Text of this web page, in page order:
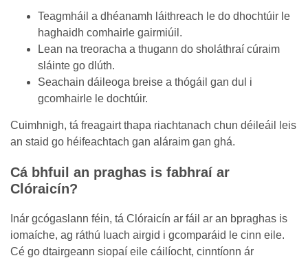
Teagmháil a dhéanamh láithreach le do dhochtúir le
haghaidh comhairle gairmiúil.
Lean na treoracha a thugann do sholáthraí cúraim
sláinte go dlúth.
Seachain dáileoga breise a thógáil gan dul i
gcomhairle le dochtúir.
Cuimhnigh, tá freagairt thapa riachtanach chun déileáil leis
an staid go héifeachtach gan aláraim gan ghá.
Cá bhfuil an praghas is fabhraí ar
Clóraicín?
Inár gcógaslann féin, tá Clóraicín ar fáil ar an bpraghas is
iomaíche, ag ráthú luach airgid i gcomparáid le cinn eile.
Cé go dtairgeann siopaí eile cáilíocht, cinntíonn ár